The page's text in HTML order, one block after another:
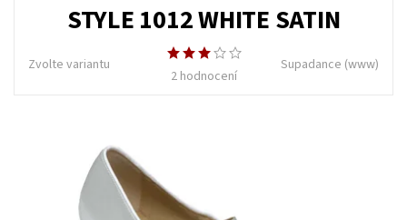
STYLE 1012 WHITE SATIN
Zvolte variantu
2 hodnocení
Supadance (www)